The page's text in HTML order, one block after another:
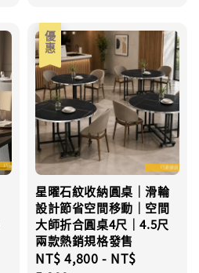
優惠
星曜石紋收納圓桌｜滑輪
設計節省空間移動｜空間
大師折合圓桌4尺｜4.5尺
兩款熱銷規格發售
Sale
NT$ 4,800 - NT$